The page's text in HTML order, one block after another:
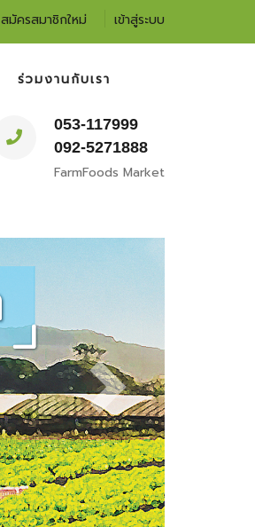
สมัครสมาชิกใหม่ เข้าสู่ระบบ
ร่วมงานกับเรา
053-117999
092-5271888
FarmFoods Market
Next